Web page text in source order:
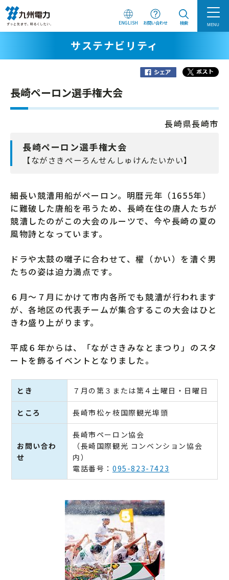
ENGLISH お問い合わせ 検索 MENU
サステナビリティ
長崎ペーロン選手権大会
長崎県長崎市
長崎ペーロン選手権大会
【ながさきぺーろんせんしゅけんたいかい】
細長い競漕用船がペーロン。明暦元年（1655年）
に難破した唐船を弔うため、長崎在住の唐人たちが
競漕したのがこの大会のルーツで、今や長崎の夏の
風物詩となっています。
ドラや太鼓の囃子に合わせて、櫂（かい）を漕ぐ男
たちの姿は迫力満点です。
６月～７月にかけて市内各所でも競漕が行われます
が、各地区の代表チームが集合するこの大会はひと
きわ盛り上がります。
平成６年からは、「ながさきみなとまつり」のスタ
ートを飾るイベントとなりました。
とき ７月の第３または第４土曜日・日曜日
ところ 長崎市松ヶ枝国際観光埠頭
お問い合わ
せ
長崎市ペーロン協会
（長崎国際観光 コンベンション協会
内）
電話番号： 095-823-7423